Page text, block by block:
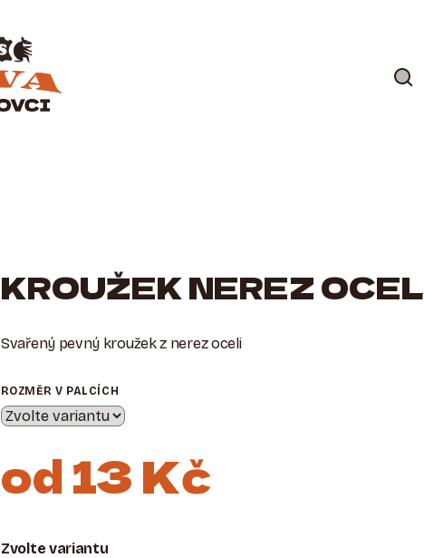
KROUŽEK NEREZ OCEL
Svařený pevný kroužek z nerez oceli
ROZMĚR V PALCÍCH
od13 Kč
cena:
Zvolte variantu